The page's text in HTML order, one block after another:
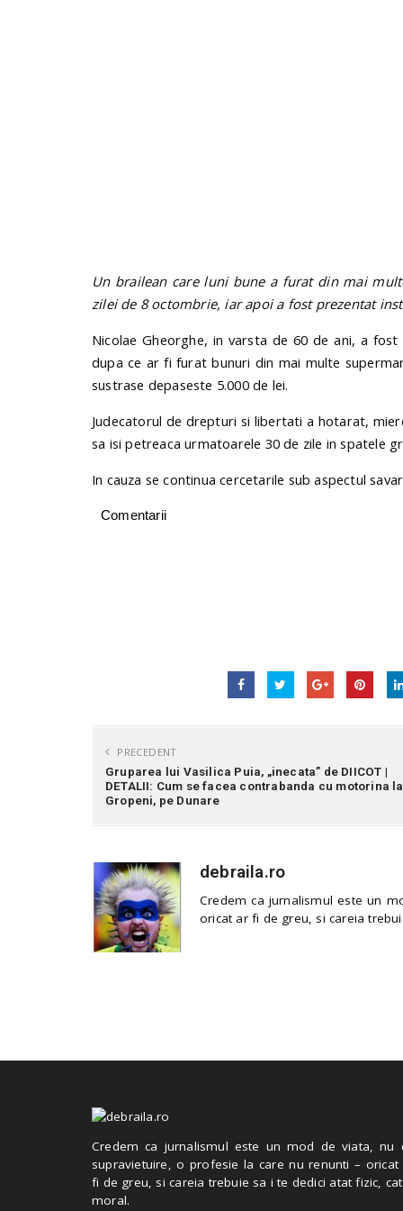
Un brailean care luni bune a furat din mai
zilei de 8 octombrie, iar apoi a fost prezentat
Nicolae Gheorghe, in varsta de 60 de ani, a
dupa ce ar fi furat bunuri din mai multe
sustrase depaseste 5.000 de lei.
Judecatorul de drepturi si libertati a hotarat,
sa isi petreaca urmatoarele 30 de zile in spatele
In cauza se continua cercetarile sub aspectul
Comentarii
PRECEDENT
Gruparea lui Vasilica Puia, „inecata” de DIICOT |
DETALII: Cum se facea contrabanda cu motorina la
Gropeni, pe Dunare
debraila.ro
Credem ca jurnalismul este un
oricat ar fi de greu, si careia
Credem ca jurnalismul este un mod de viata, nu
supravietuire, o profesie la care nu renunti – oricat
fi de greu, si careia trebuie sa i te dedici atat fizic,
moral.